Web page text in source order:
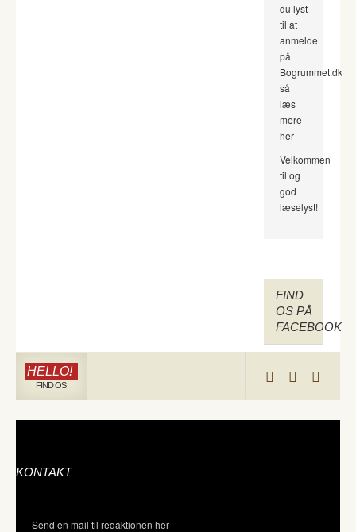
du lyst
til at
anmelde
på
Bogrummet.dk
så
læs
mere
her
Velkommen
til og
god
læselyst!
FIND
OS PÅ
FACEBOOK
HELLO!
FIND OS
KONTAKT
Send en mail til redaktionen her